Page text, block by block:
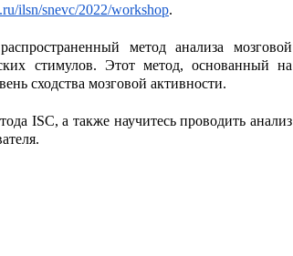
ilsn/snevc/2022/workshop.
метод анализа мозговой
стимулов. Этот метод, основанный на
сходства мозговой активности.
ISC, а также научитесь проводить анализ